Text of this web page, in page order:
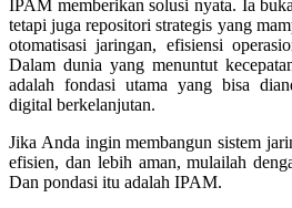
IPAM memberikan solusi nyata. Ia
tetapi juga repositori strategis yang
otomatisasi jaringan, efisiensi
Dalam dunia yang menuntut
adalah fondasi utama yang bisa
digital berkelanjutan.
Jika Anda ingin membangun sistem
efisien, dan lebih aman, mulailah
Dan pondasi itu adalah IPAM.